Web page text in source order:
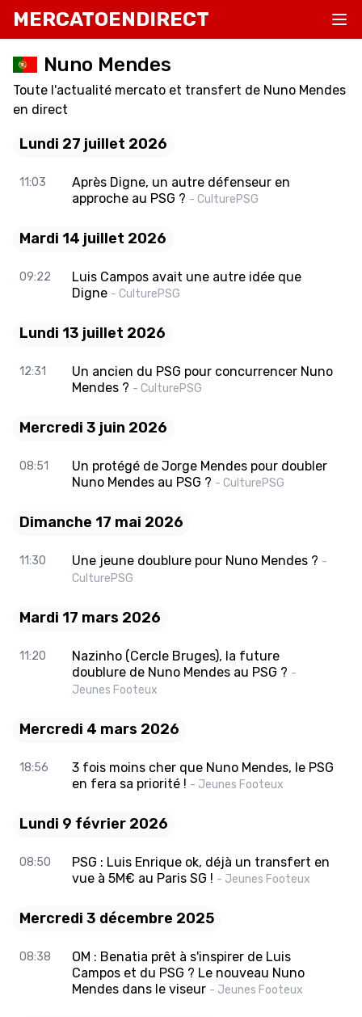
MERCATOENDIRECT
Nuno Mendes
Toute l'actualité mercato et transfert de Nuno Mendes
en direct
Lundi 27 juillet 2026
11:03
Après Digne, un autre défenseur en
approche au PSG ? - CulturePSG
Mardi 14 juillet 2026
09:22
Luis Campos avait une autre idée que
Digne - CulturePSG
Lundi 13 juillet 2026
12:31
Un ancien du PSG pour concurrencer Nuno
Mendes ? - CulturePSG
Mercredi 3 juin 2026
08:51
Un protégé de Jorge Mendes pour doubler
Nuno Mendes au PSG ? - CulturePSG
Dimanche 17 mai 2026
11:30 Une jeune doublure pour Nuno Mendes ? -
CulturePSG
Mardi 17 mars 2026
11:20
Nazinho (Cercle Bruges), la future
doublure de Nuno Mendes au PSG ? -
Jeunes Footeux
Mercredi 4 mars 2026
18:56
3 fois moins cher que Nuno Mendes, le PSG
en fera sa priorité ! - Jeunes Footeux
Lundi 9 février 2026
08:50
PSG : Luis Enrique ok, déjà un transfert en
vue à 5M€ au Paris SG ! - Jeunes Footeux
Mercredi 3 décembre 2025
08:38
OM : Benatia prêt à s'inspirer de Luis
Campos et du PSG ? Le nouveau Nuno
Mendes dans le viseur - Jeunes Footeux